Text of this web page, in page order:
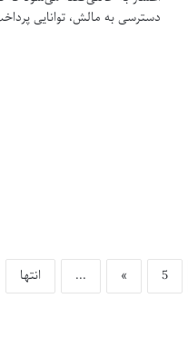
دسترسی به مالش، توانایی
5
»
... انتها